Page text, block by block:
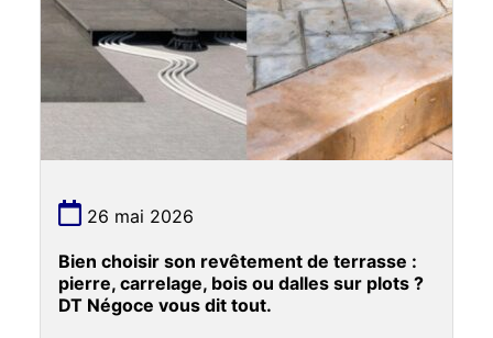
26 mai 2026
Bien choisir son revêtement de terrasse :
pierre, carrelage, bois ou dalles sur plots ?
DT Négoce vous dit tout.